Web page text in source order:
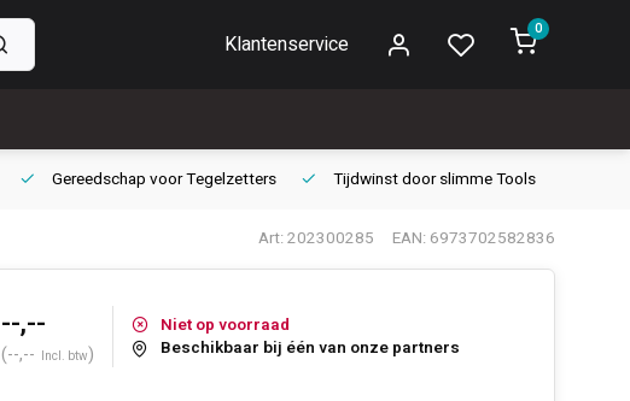
Klantenservice
0
Gereedschap voorTegelzetters Tijdwinst doorslimme Tools
Art: 202300285 EAN: 6973702582836
--,--
(--,-- Incl. btw)
Niet op voorraad
Beschikbaar bij één van onze partners